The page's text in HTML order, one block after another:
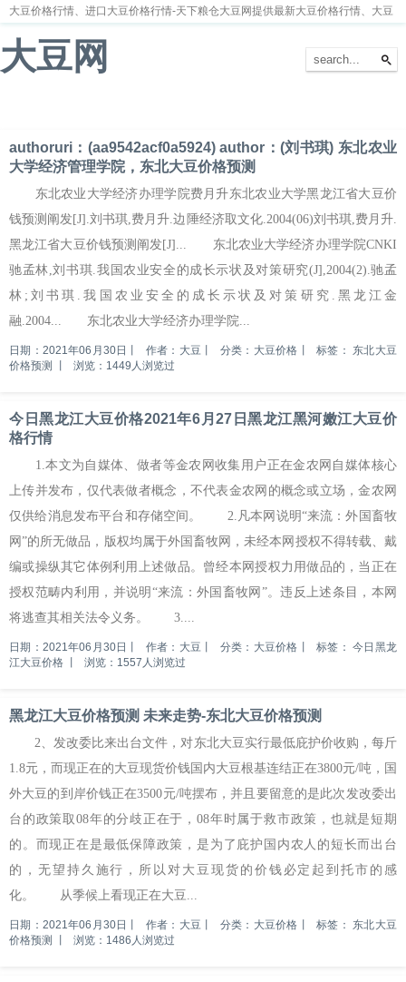
大豆价格行情、进口大豆价格行情-天下粮仓大豆网提供最新大豆价格行情、大豆
大豆网
authoruri：(aa9542acf0a5924) author：(刘书琪) 东北农业
大学经济管理学院，东北大豆价格预测
东北农业大学经济办理学院费月升东北农业大学黑龙江省大豆价
钱预测阐发[J].刘书琪,费月升.边陲经济取文化.2004(06)刘书琪,费月升.
黑龙江省大豆价钱预测阐发[J]... 东北农业大学经济办理学院CNKI
驰孟林,刘书琪.我国农业安全的成长示状及对策研究(J],2004(2).驰孟
林;刘书琪.我国农业安全的成长示状及对策研究.黑龙江金
融.2004... 东北农业大学经济办理学院...
日期：2021年06月30日 作者：大豆 分类：大豆价格 标签： 东北大豆
价格预测
浏览：1449人浏览过
今日黑龙江大豆价格2021年6月27日黑龙江黑河嫩江大豆价
格行情
1.本文为自媒体、做者等金农网收集用户正在金农网自媒体核心
上传并发布，仅代表做者概念，不代表金农网的概念或立场，金农网
仅供给消息发布平台和存储空间。 2.凡本网说明“来流：外国畜牧
网”的所无做品，版权均属于外国畜牧网，未经本网授权不得转载、戴
编或操纵其它体例利用上述做品。曾经本网授权力用做品的，当正在
授权范畴内利用，并说明“来流：外国畜牧网”。违反上述条目，本网
将逃查其相关法令义务。 3....
日期：2021年06月30日 作者：大豆 分类：大豆价格 标签：今日黑龙
江大豆价格
浏览：1557人浏览过
黑龙江大豆价格预测 未来走势-东北大豆价格预测
2、发改委比来出台文件，对东北大豆实行最低庇护价收购，每斤
1.8元，而现正在的大豆现货价钱国内大豆根基连结正在3800元/吨，国
外大豆的到岸价钱正在3500元/吨摆布，并且要留意的是此次发改委出
台的政策取08年的分歧正在于，08年时属于救市政策，也就是短期
的。而现正在是最低保障政策，是为了庇护国内农人的短长而出台
的，无望持久施行，所以对大豆现货的价钱必定起到托市的感
化。 从季候上看现正在大豆...
日期：2021年06月30日 作者：大豆 分类：大豆价格 标签： 东北大豆
价格预测
浏览：1486人浏览过